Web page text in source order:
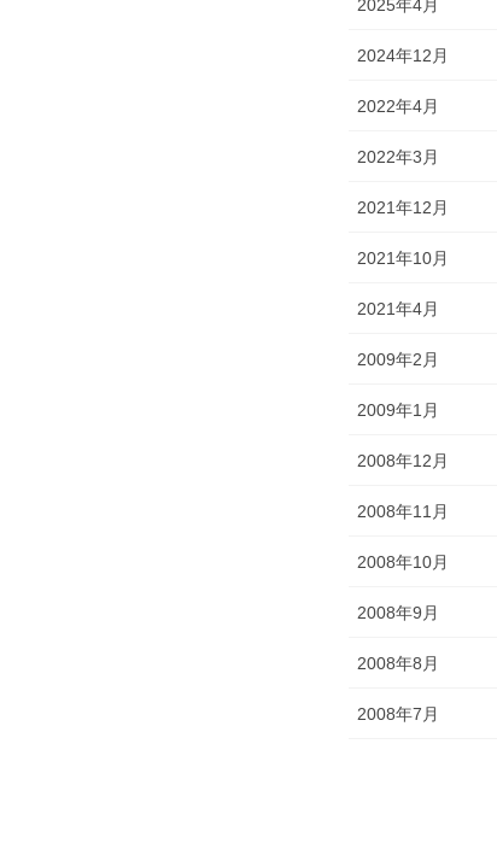
2025年4月
2024年12月
2022年4月
2022年3月
2021年12月
2021年10月
2021年4月
2009年2月
2009年1月
2008年12月
2008年11月
2008年10月
2008年9月
2008年8月
2008年7月